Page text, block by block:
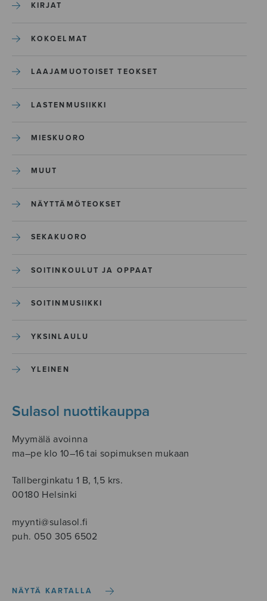
KIRJAT
KOKOELMAT
LAAJAMUOTOISET TEOKSET
LASTENMUSIIKKI
MIESKUORO
MUUT
NÄYTTÄMÖTEOKSET
SEKAKUORO
SOITINKOULUT JA OPPAAT
SOITINMUSIIKKI
YKSINLAULU
YLEINEN
Sulasol nuottikauppa
Myymälä avoinna
ma–pe klo 10–16 tai sopimuksen mukaan
Tallberginkatu 1 B, 1,5 krs.
00180 Helsinki
myynti@sulasol.fi
puh. 050 305 6502
NÄYTÄ KARTALLA